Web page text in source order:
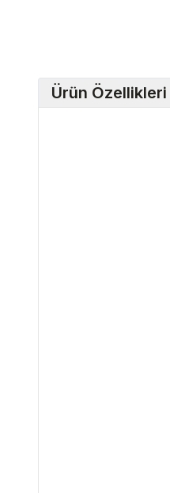
Ürün Özellikleri